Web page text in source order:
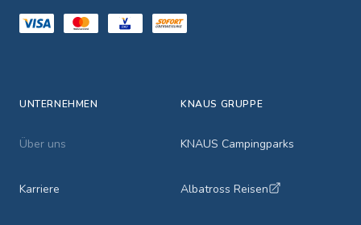
UNTERNEHMEN
Über uns
Karriere
KNAUS GRUPPE
KNAUS Campingparks
Albatross Reisen